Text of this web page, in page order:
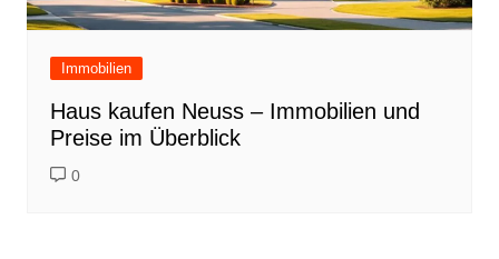
Immobilien
Haus kaufen Neuss – Immobilien und
Preise im Überblick
0